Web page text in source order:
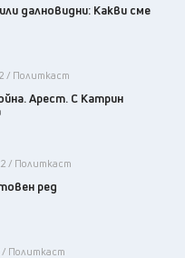
далновидни: Какви сме
/ Политкаст
Арест. С Катрин
/ Политкаст
ред
/ Политкаст